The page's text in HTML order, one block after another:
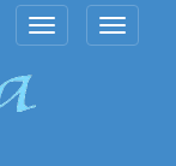
Toggle
Toggle
navigation